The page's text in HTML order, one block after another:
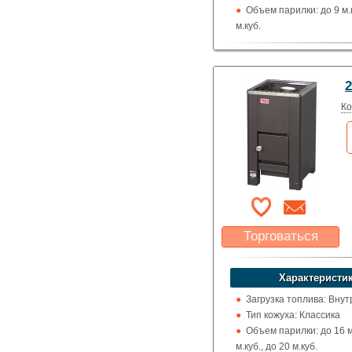
Объем парилки: до 9
м.куб.
Дверца: Со стеклом
Топка (материал):
сталь
Использование: Для
Производитель: Helo
Торговаться
Какая цена Вас
устроит?
Указать цену
Загрузка топлива:
Тип кожуха: Классика
Объем парилки: до 16
м.куб., до 20 м.куб.